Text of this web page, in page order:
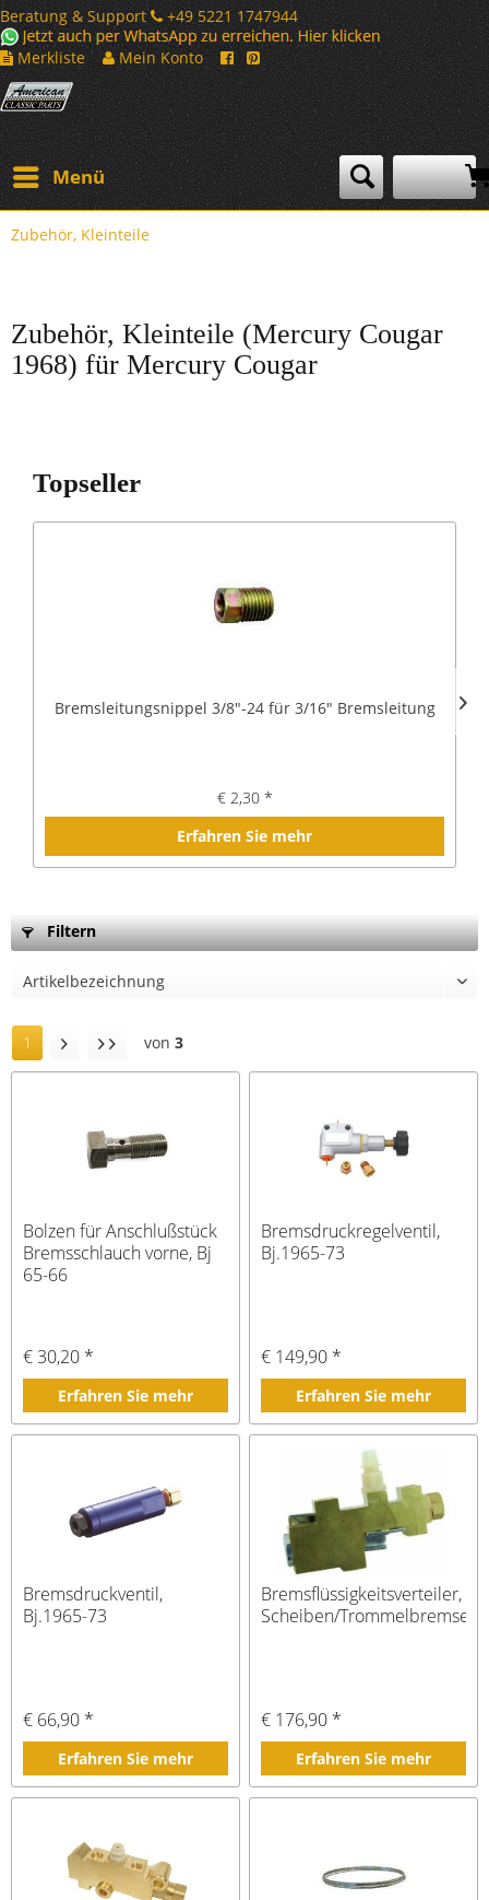
Beratung & Support
+49 5221 1747944
Merkliste
Mein Konto
Menü
Zubehör, Kleinteile
Zubehör, Kleinteile (Mercury Cougar
1968) für Mercury Cougar
Topseller
Bremsleitungsnippel 3/8"-24 für 3/16" Bremsleitung
€ 2,30 *
Erfahren Sie mehr
Filtern
1 von 3
Bolzen für Anschlußstück
Bremsschlauch vorne, Bj
65-66
€ 30,20 *
Erfahren Sie mehr
Bremsdruckregelventil,
Bj.1965-73
€ 149,90 *
Erfahren Sie mehr
Bremsdruckventil,
Bj.1965-73
€ 66,90 *
Erfahren Sie mehr
Bremsflüssigkeitsverteiler,
Scheiben/Trommelbremse
€ 176,90 *
Erfahren Sie mehr